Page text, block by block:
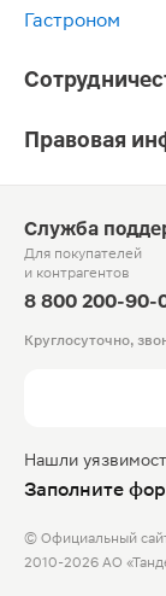
Гастроном
Правовая
Служба
Для покупателей
и контрагентов
8 800 200-90-
Круглосуточно,
Нашли
Заполните
© Официальный
2010-2026 АО